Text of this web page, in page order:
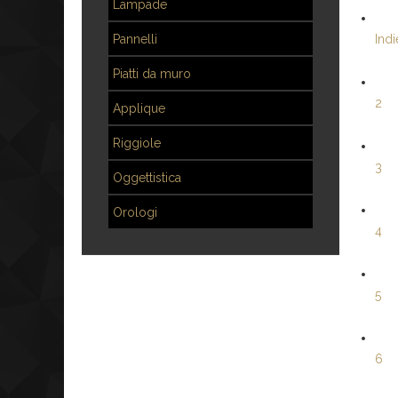
2
3
4
5
6
Lampade
Pannelli
Piatti da muro
Applique
Riggiole
Oggettistica
Orologi